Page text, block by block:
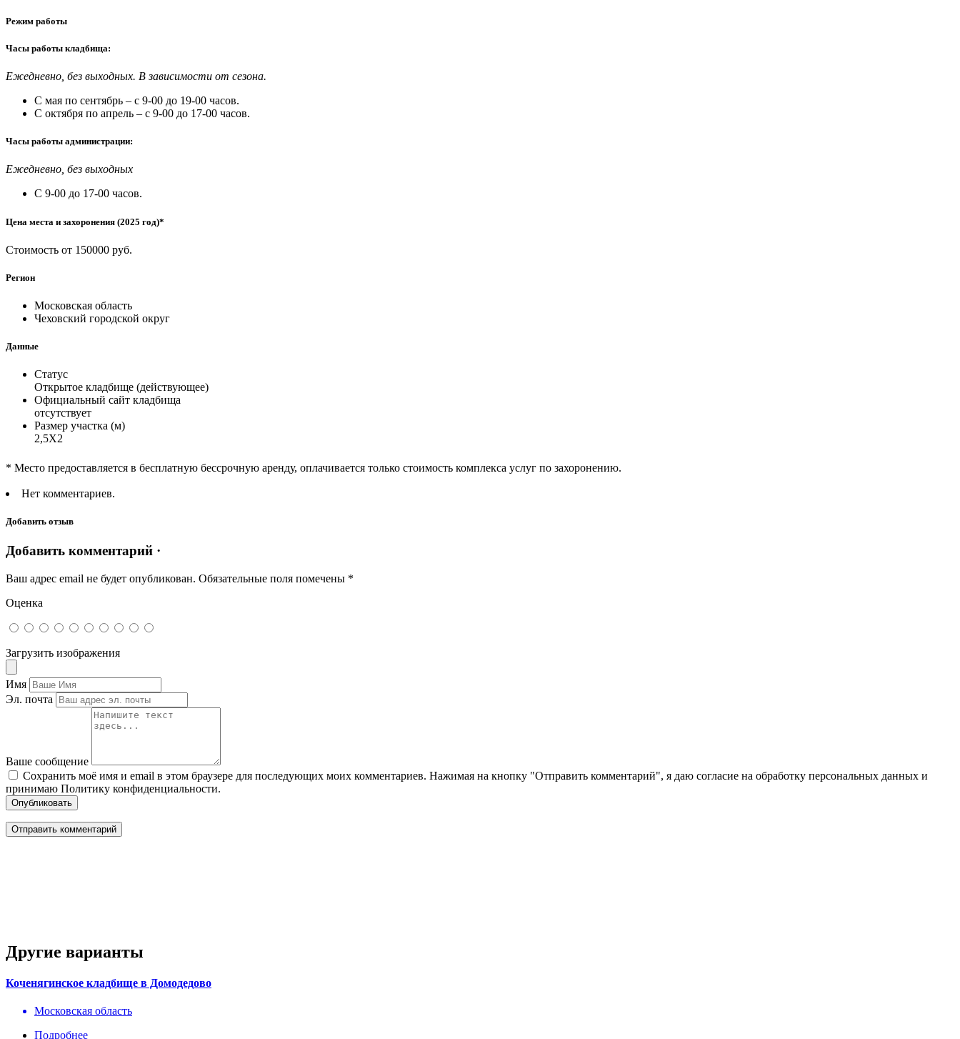
Режим работы
Часы работы кладбища:
Ежедневно, без выходных. В зависимости от сезона.
С мая по сентябрь – с 9-00 до 19-00 часов.
С октября по апрель – с 9-00 до 17-00 часов.
Часы работы администрации:
Ежедневно, без выходных
С 9-00 до 17-00 часов.
Цена места и захоронения (2025 год)*
Стоимость от 150000 руб.
Регион
Московская область
Чеховский городской округ
Данные
Статус
Открытое кладбище (действующее)
Официальный сайт кладбища
отсутствует
Размер участка (м)
2,5Х2
* Место предоставляется в бесплатную бессрочную аренду, оплачивается только стоимость комплекса услуг по захоронению.
Нет комментариев.
Добавить отзыв
Добавить комментарий ·
Ваш адрес email не будет опубликован. Обязательные поля помечены *
Оценка
Загрузить изображения
Имя
Эл. почта
Ваше сообщение
Сохранить моё имя и email в этом браузере для последующих моих комментариев. Нажимая на кнопку "Отправить комментарий", я даю согласие на обработку персональных данных и
принимаю Политику конфиденциальности.
Опубликовать
Другие варианты
Коченягинское кладбище в Домодедово
Московская область
Подробнее